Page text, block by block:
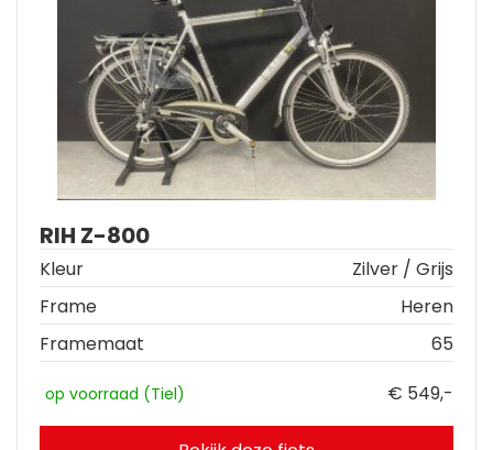
RIH Z-800
Kleur
Zilver / Grijs
Frame
Heren
Framemaat
65
op voorraad (Tiel) € 549,-